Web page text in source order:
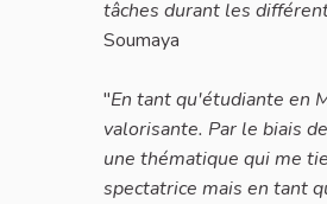
tâches durant les
Soumaya
"En tant qu'étudiante en
valorisante. Par le biais
une thématique qui me
spectatrice mais en tant